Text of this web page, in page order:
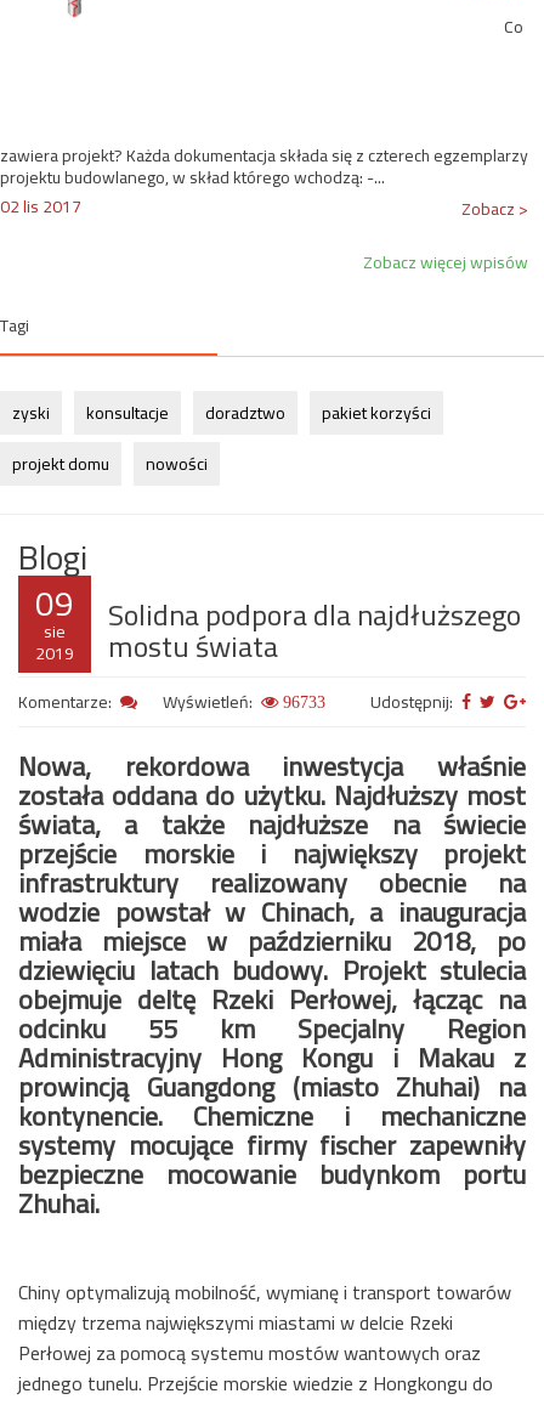
Co
zawiera projekt? Każda dokumentacja składa się z czterech egzemplarzy
projektu budowlanego, w skład którego wchodzą: -...
02 lis 2017
Zobacz >
Zobacz więcej wpisów
Tagi
zyski konsultacje doradztwo
pakiet korzyści
projekt domu
nowości
Blogi
09
sie
2019
Solidna podpora dla najdłuższego
mostu świata
Komentarze: Wyświetleń: 96733 Udostępnij:
Nowa, rekordowa inwestycja właśnie
została oddana do użytku. Najdłuższy most
świata, a także najdłuższe na świecie
przejście morskie i największy projekt
infrastruktury realizowany obecnie na
wodzie powstał w Chinach, a inauguracja
miała miejsce w październiku 2018, po
dziewięciu latach budowy. Projekt stulecia
obejmuje deltę Rzeki Perłowej, łącząc na
odcinku 55 km Specjalny Region
Administracyjny Hong Kongu i Makau z
prowincją Guangdong (miasto Zhuhai) na
kontynencie. Chemiczne i mechaniczne
systemy mocujące firmy fischer zapewniły
bezpieczne mocowanie budynkom portu
Zhuhai.
Chiny optymalizują mobilność, wymianę i transport towarów
między trzema największymi miastami w delcie Rzeki
Perłowej za pomocą systemu mostów wantowych oraz
jednego tunelu. Przejście morskie wiedzie z Hongkongu do